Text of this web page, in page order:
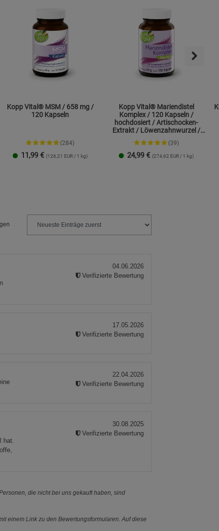
Kopp Vital® MSM / 658 mg /
120 Kapseln
(284)
11,99 € (126,21 EUR / 1 kg)
Kopp Vital® Mariendistel
Komplex / 120 Kapseln /
hochdosiert / Artischocken-
Extrakt / Löwenzahnwurzel /
Cholin
(39)
24,99 € (274,62 EUR / 1 kg)
04.06.2026
Verifizierte Bewertung
17.05.2026
Verifizierte Bewertung
22.04.2026
Verifizierte Bewertung
hat.
30.08.2025
Verifizierte Bewertung
die nicht bei uns gekauft haben, sind
einem Link zu den Bewertungsformularen. Auf diese